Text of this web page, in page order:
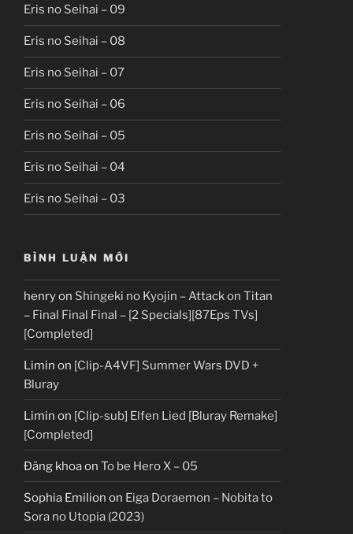
Eris no Seihai – 09
Eris no Seihai – 08
Eris no Seihai – 07
Eris no Seihai – 06
Eris no Seihai – 05
Eris no Seihai – 04
Eris no Seihai – 03
BÌNH LUẬN MỚI
henryon Shingeki no Kyojin – Attack on Titan
– Final Final Final – [2 Specials][87Eps TVs]
[Completed]
Limin on [Clip-A4VF] Summer Wars DVD +
Bluray
Limin on [Clip-sub] Elfen Lied [Bluray Remake]
[Completed]
Đăng khoaon To be Hero X – 05
Sophia Emilion on Eiga Doraemon – Nobita to
Sora no Utopia (2023)